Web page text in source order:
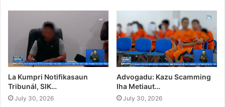
La Kumpri Notifikasaun
Tribunál, SIK…
July 30, 2026
Advogadu: Kazu Scamming
Iha Metiaut…
July 30, 2026